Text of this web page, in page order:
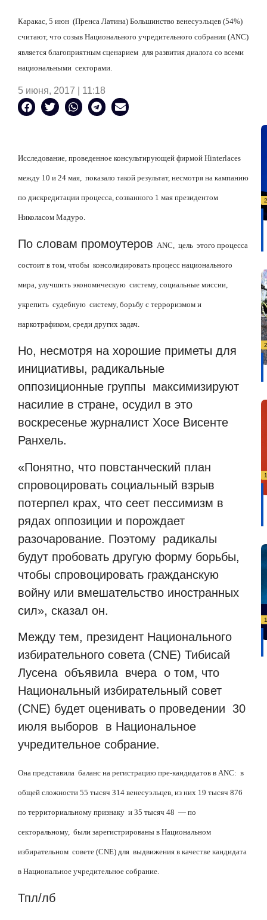
Каракас, 5 июн (Пренса Латина) Большинство венесуэльцев (54%)
считают, что созыв Национального учредительного собрания (ANC)
является благоприятным сценарием для развития диалога со всеми
национальными секторами.
5 июня, 2017 | 11:18
Исследование, проведенное консультирующей фирмой Hinterlaces
между 10 и 24 мая, показало такой результат, несмотря на кампанию
по дискредитации процесса, созванного 1 мая президентом
Николасом Мадуро.
По словам промоутеров ANC, цель этого процесса
состоит в том, чтобы консолидировать процесс национального
мира, улучшить экономическую систему, социальные миссии,
укрепить судебную систему, борьбу с терроризмом и
наркотрафиком, среди других задач.
Но, несмотря на хорошие приметы для
инициативы, радикальные
оппозиционные группы максимизируют
насилие в стране, осудил в это
воскресенье журналист Хосе Висенте
Ранхель.
«Понятно, что повстанческий план
спровоцировать социальный взрыв
потерпел крах, что сеет пессимизм в
рядах оппозиции и порождает
разочарование. Поэтому радикалы
будут пробовать другую форму борьбы,
чтобы спровоцировать гражданскую
войну или вмешательство иностранных
сил», сказал он.
Между тем, президент Национального
избирательного совета (CNE) Тибисай
Лусена объявила вчера о том, что
Национальный избирательный совет
(CNE) будет оценивать о проведении 30
июля выборов в Национальное
учредительное собрание.
Она представила баланс на регистрацию пре-кандидатов в ANC: в
общей сложности 55 тысяч 314 венесуэльцев, из них 19 тысяч 876
по территориальному признаку и 35 тысяч 48 — по
секторальному, были зарегистрированы в Национальном
избирательном совете (CNE) для выдвижения в качестве кандидата
в Национальное учредительное собрание.
Тпл/лб